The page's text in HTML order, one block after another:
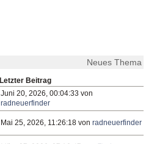
Neues Thema
Letzter Beitrag
Juni 20, 2026, 00:04:33 von
radneuerfinder
Mai 25, 2026, 11:26:18 von radneuerfinder